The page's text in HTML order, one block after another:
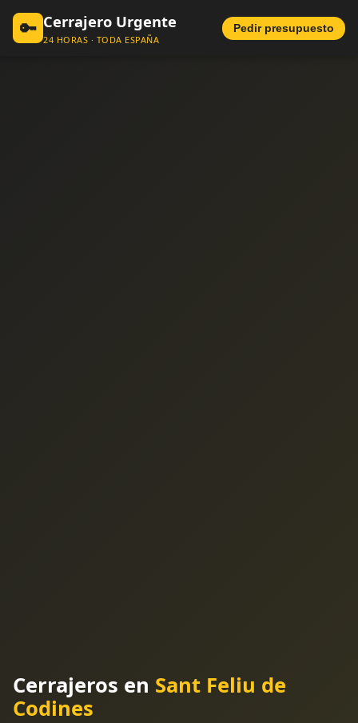
🔑 Cerrajero Urgente
24 HORAS · TODA ESPAÑA
Pedir presupuesto
Cerrajeros en Sant Feliu de
Codines